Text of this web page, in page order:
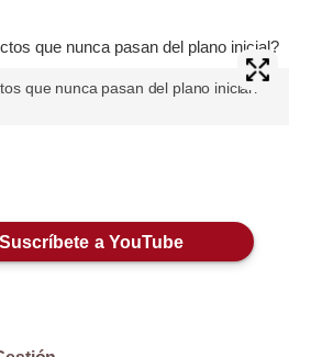
que nunca pasan del plano inicial?
Suscríbete a YouTube